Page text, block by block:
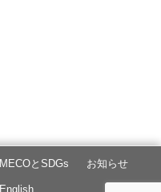
MECOとSDGs お知らせ
English